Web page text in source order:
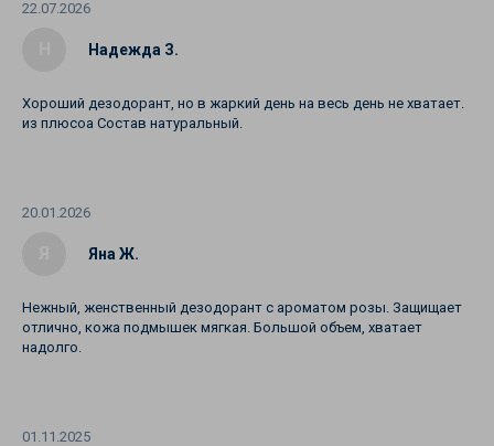
Надежда З.
22.07.2026
Хороший дезодорант, но в жаркий день на весь день не хватает.
из плюсоа Состав натуральный.
Яна Ж.
20.01.2026
Нежный, женственный дезодорант с ароматом розы. Защищает
отлично, кожа подмышек мягкая. Большой объем, хватает
надолго.
01.11.2025